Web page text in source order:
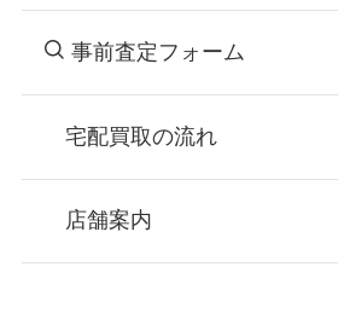
事前査定フォーム
宅配買取の流れ
お申込み
店舗案内